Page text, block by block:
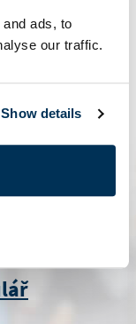
ads, to
our traffic.
Show details